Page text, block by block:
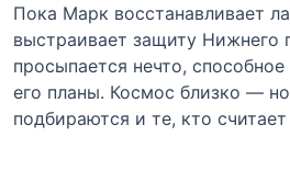
Пока Марк восстанавливает
выстраивает защиту Нижнего
просыпается нечто,
его планы. Космос близко —
подбираются и те, кто